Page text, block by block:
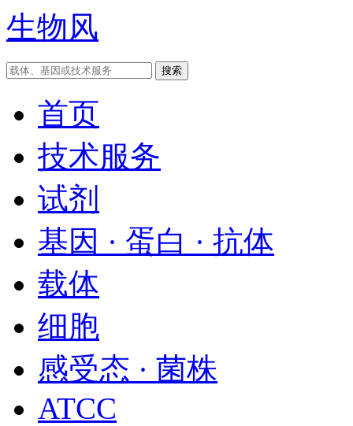
生物风
首页
技术服务
试剂
基因 · 蛋白 · 抗体
载体
细胞
感受态 · 菌株
ATCC